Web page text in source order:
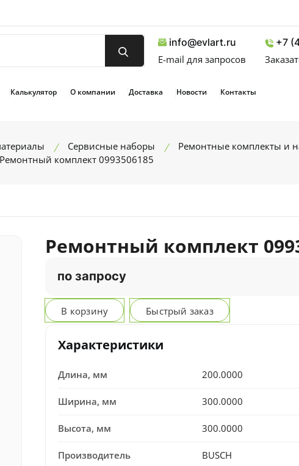
info@evlart.ru
E-mail для запросов
+7
Калькулятор О компании Доставка Новости Контакты
Сервисные наборы
Ремонтные комплекты и
Ремонтный комплект 0993506185
Ремонтный комплект
по запросу
В корзину Быстрый заказ
Характеристики
Длина, мм 200.0000
Ширина, мм 300.0000
Высота, мм 300.0000
Производитель BUSCH